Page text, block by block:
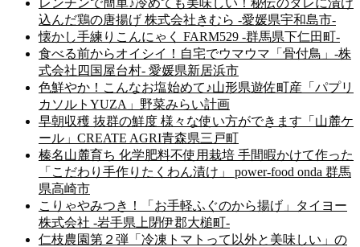
込んだ鶏の唐揚げ 株式会社きむら -愛媛県宇和島市-
懐かし手練りこんにゃく FARM529 -群馬県下仁田町-
食べる前からオイシイ！自宅でウマウマ「骨付鳥」-株
式会社四国屋台村- 愛媛県新居浜市
色鮮やか！こんなお塩始めて♪山形県遊佐町産「パプリ
カソルトYUZA」野菜みらい計画
早朝収穫 抜群の鮮度 様々な使い方ができます「山麓ケ
ール」CREATE AGRI青森県三戸町
榛名山麓育ち 化学肥料不使用栽培 手間暇かけて作った
「こだわり手作りたくわん漬け」 power-food onda 群馬
県高崎市
こりゃやみつき！「お手軽ふぐのから揚げ」タイヨー
株式会社 -岩手県上閉伊郡大槌町-
仁枝農園第２弾「冷凍トマトって以外と美味しい」の